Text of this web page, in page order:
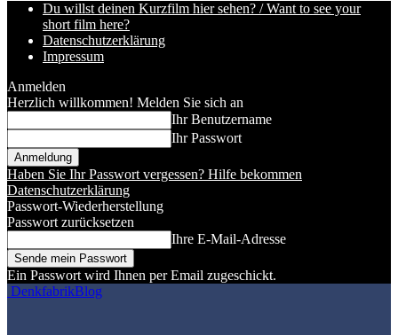
Du willst deinen Kurzfilm hier sehen? / Want to see your
short film here?
Datenschutzerklärung
Impressum
Anmelden
Herzlich willkommen! Melden Sie sich an
Ihr Benutzername
Ihr Passwort
Haben Sie Ihr Passwort vergessen? Hilfe bekommen
Datenschutzerklärung
Passwort-Wiederherstellung
Passwort zurücksetzen
Ihre E-Mail-Adresse
Ein Passwort wird Ihnen per Email zugeschickt.
DenkfabrikBlog